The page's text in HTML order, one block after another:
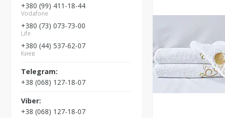
+380 (99) 411-18-44
Vodafone
+380 (73) 073-73-00
Life
+380 (44) 537-62-07
Киев
+38 (068) 127-18-07
+38 (068) 127-18-07